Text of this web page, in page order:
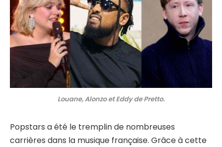
Louane, Alonzo et Eddy de Pretto.
Popstars a été le tremplin de nombreuses
carrières dans la musique française. Grâce à cette